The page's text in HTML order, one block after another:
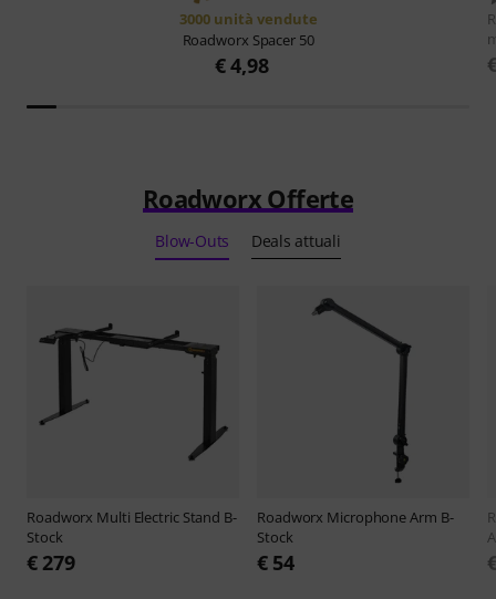
3000 unità vendute
Roadworx Spacer 50
€ 4,98
Roadworx Offerte
Blow-Outs Deals attuali
Roadworx Multi Electric Stand B-
Stock
€ 279
Roadworx Microphone Arm B-
Stock
€ 54